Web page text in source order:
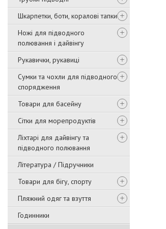
Шкарпетки, боти, коралові тапки
Ножі для підводного
полювання і дайвінгу
Рукавички, рукавиці
Сумки та чохли для підводного
спорядження
Товари для басейну
Сітки для морепродуктів
Ліхтарі для дайвінгу та
підводного полювання
Література / Підручники
Товари для бігу, спорту
Пляжний одяг та взуття
Годинники